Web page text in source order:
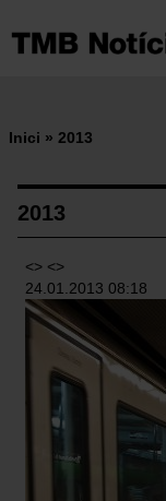
contingut
d'ariadna
Inici 2013
2013
<> <>
24.01.2013 08:18